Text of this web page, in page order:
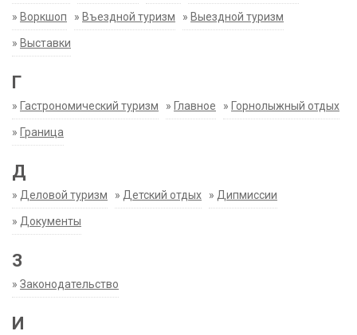
» Воркшоп » Въездной туризм » Выездной туризм
» Выставки
Г
» Гастрономический туризм » Главное » Горнолыжный отдых
» Граница
Д
» Деловой туризм » Детский отдых » Дипмиссии
» Документы
З
» Законодательство
И